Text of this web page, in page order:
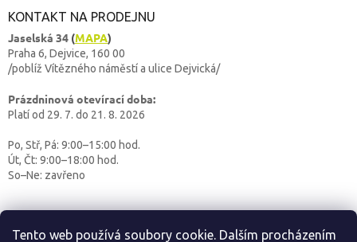
Tento web používá soubory cookie. Dalším procházením
KONTAKT NA PRODEJNU
Jaselská 34 (MAPA)
Praha 6, Dejvice, 160 00
/poblíž Vítězného náměstí a ulice Dejvická/
Prázdninová otevírací doba:
Platí od 29. 7. do 21. 8. 2026
Po, Stř, Pá: 9:00–15:00 hod.
Út, Čt: 9:00–18:00 hod.
So–Ne: zavřeno